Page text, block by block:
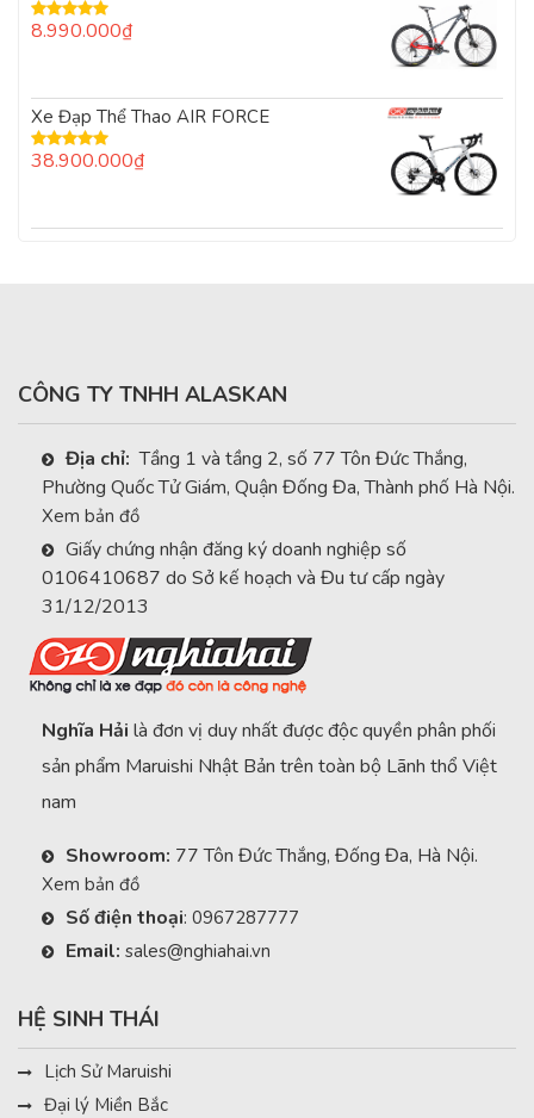
Được xếp
8.990.000₫
Xe Đạp Thể Thao AIR FORCE
Được xếp
38.900.000₫
CÔNG TY TNHH ALASKAN
Địa chỉ: Tầng 1 và tầng 2, số 77 Tôn Đức Thắng,
Phường Quốc Tử Giám, Quận Đống Đa, Thành phố Hà Nội.
Xem bản đồ
Giấy chứng nhận đăng ký doanh nghiệp số
0106410687 do Sở kế hoạch và Đu tư cấp ngày
31/12/2013
Nghĩa Hải là đơn vị duy nhất được độc quyền phân phối
sản phẩm Maruishi Nhật Bản trên toàn bộ Lãnh thổ Việt
nam
Showroom: 77 Tôn Đức Thắng, Đống Đa, Hà Nội.
Xem bản đồ
Số điện thoại: 0967287777
Email: sales@nghiahai.vn
HỆ SINH THÁI
Lịch Sử Maruishi
Đại lý Miền Bắc